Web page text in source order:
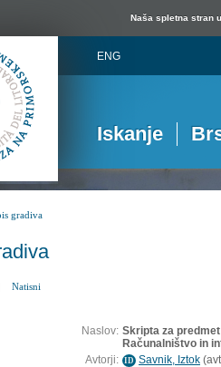
Naša spletna stran
ENG
Iskanje
gradiva
Natisni
Naslov: Skripta za
Računalništvo in
Avtorji: ID Savnik, Iztok (